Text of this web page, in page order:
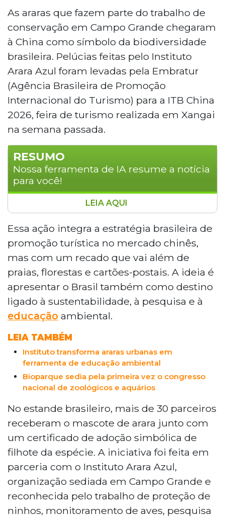
As araras que fazem parte do trabalho de
conservação em Campo Grande chegaram
à China como símbolo da biodiversidade
brasileira. Pelúcias feitas pelo Instituto
Arara Azul foram levadas pela Embratur
(Agência Brasileira de Promoção
Internacional do Turismo) para a ITB China
2026, feira de turismo realizada em Xangai
na semana passada.
RESUMO
Nossa ferramenta de IA resume a notícia
para você!
Pelúcias de araras-azuis produzidas pelo
Instituto Arara Azul, de Campo Grande,
foram levadas pela Embratur à feira de
turismo ITB China 2026, em Xangai. Mais
de 30 parceiros receberam o mascote
com certificado de adoção simbólica,
como parte de uma estratégia que une
promoção turística e sustentabilidade. O
Brasil recebeu 103 mil turistas chineses
em 2025, alta de 50%, e projeta
crescimento de 30% em 2026.
LEIA AQUI
Essa ação integra a estratégia brasileira de
promoção turística no mercado chinês,
mas com um recado que vai além de
praias, florestas e cartões-postais. A ideia é
apresentar o Brasil também como destino
ligado à sustentabilidade, à pesquisa e à
educação ambiental.
LEIA TAMBÉM
Instituto transforma araras urbanas em
ferramenta de educação ambiental
Bioparque sedia pela primeira vez o congresso
nacional de zoológicos e aquários
No estande brasileiro, mais de 30 parceiros
receberam o mascote de arara junto com
um certificado de adoção simbólica de
filhote da espécie. A iniciativa foi feita em
parceria com o Instituto Arara Azul,
organização sediada em Campo Grande e
reconhecida pelo trabalho de proteção de
ninhos, monitoramento de aves, pesquisa